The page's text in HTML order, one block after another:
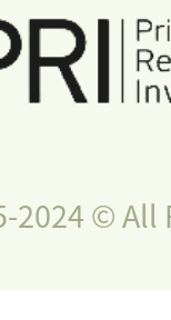
2024 © All